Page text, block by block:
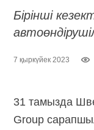
Бірінші
7 қыркүйек 2023
31 тамызда
Group